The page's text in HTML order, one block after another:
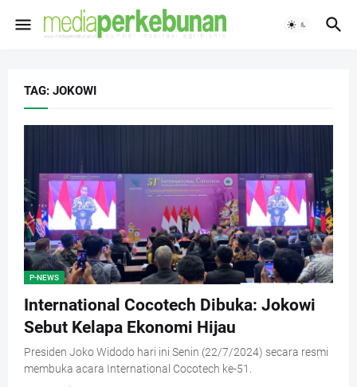
TAG: JOKOWI
P-NEWS
International Cocotech Dibuka: Jokowi
Sebut Kelapa Ekonomi Hijau
Presiden Joko Widodo hari ini Senin (22/7/2024) secara resmi
membuka acara International Cocotech ke-51.